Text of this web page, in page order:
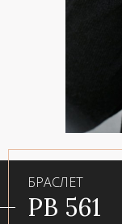
БРАСЛЕТ
PB 561